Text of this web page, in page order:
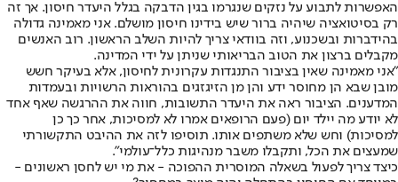
האפשרות לתבוע על נזקים שנגרמו בגין הדבקה בגלל היעדר חיסון. אך זה
רק בסיטואציה שיהיה ברור שיש בידינו חיסון מושלם. אני מאמינה גדולה
בהידברות ובשכנוע, וזה בוודאי צריך להיות השלב הראשון. רוב האנשים
מקבלים ברצון את הטוב הבריאותי שניתן על ידי המדינה.
"אני מאמינה שאין בציבור התנגדות עקרונית לחיסון, אלא בעיקר חשש
מובן שבא הן מחוסר ידע והן מן הזיגזגים בהוראות הרשויות ובעמדות
המדענים. הציבור ראה את היעדר התשובות, חווה את ההרגשה שאף אחד
לא יודע מה יילד יום (פעם הרופאים אמרו לא למסיכות, אחר כך כן
למסיכות) וחש שלא משתפים אותו. תוסיפו לזה את ההיבט התקשורתי
שמעצים את הכל, ותקבלו משבר מנהיגות כלל־עולמי".
כיצד צריך לפעול בשאלה המוסרית ההפוכה - את מי יש לחסן ראשונים -